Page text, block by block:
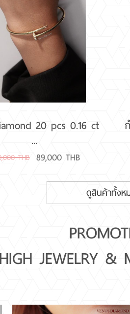
20 pcs 0.16 ct
...
THB 89,000 THB
ดูสินค้าทั้งห
HIGH JEWELRY &